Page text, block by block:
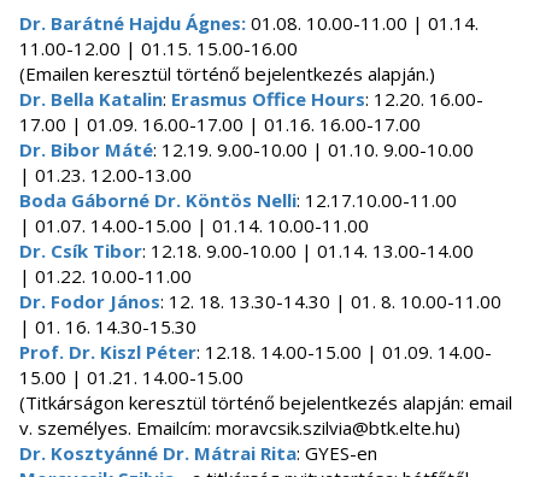
Dr. Barátné Hajdu Ágnes: 01.08. 10.00-11.00 | 01.14.
11.00-12.00 | 01.15. 15.00-16.00
(Emailen keresztül történő bejelentkezés alapján.)
Dr. Bella Katalin: Erasmus Office Hours: 12.20. 16.00-
17.00 | 01.09. 16.00-17.00 | 01.16. 16.00-17.00
Dr. Bibor Máté: 12.19. 9.00-10.00 | 01.10. 9.00-10.00
| 01.23. 12.00-13.00
Boda Gáborné Dr. Köntös Nelli: 12.17.10.00-11.00
| 01.07. 14.00-15.00 | 01.14. 10.00-11.00
Dr. Csík Tibor: 12.18. 9.00-10.00 | 01.14. 13.00-14.00
| 01.22. 10.00-11.00
Dr. Fodor János: 12. 18. 13.30-14.30 | 01. 8. 10.00-11.00
| 01. 16. 14.30-15.30
Prof. Dr. Kiszl Péter: 12.18. 14.00-15.00 | 01.09. 14.00-
15.00 | 01.21. 14.00-15.00
(Titkárságon keresztül történő bejelentkezés alapján: email
v. személyes. Emailcím: moravcsik.szilvia@btk.elte.hu)
Dr. Kosztyánné Dr. Mátrai Rita: GYES-en